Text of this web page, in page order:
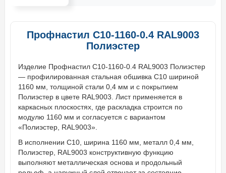
Профнастил С10-1160-0.4 RAL9003
Полиэстер
Изделие Профнастил С10-1160-0.4 RAL9003 Полиэстер
— профилированная стальная обшивка С10 шириной
1160 мм, толщиной стали 0,4 мм и с покрытием
Полиэстер в цвете RAL9003. Лист применяется в
каркасных плоскостях, где раскладка строится по
модулю 1160 мм и согласуется с вариантом
«Полиэстер, RAL9003».
В исполнении С10, ширина 1160 мм, металл 0,4 мм,
Полиэстер, RAL9003 конструктивную функцию
выполняют металлическая основа и продольный